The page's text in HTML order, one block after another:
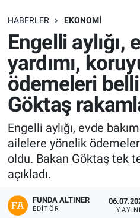
HABERLER EKONOMI
Engelli aylığı,
yardımı,
ödemeleri
Göktaş
Engelli aylığı, evde
ailelere yönelik
oldu. Bakan Göktaş tek
açıkladı.
FUNDA ALTINER
EDITÖR
SAĞLIK
EKONOMİ
EĞİTİM
ÖZEL HABER
Keşfet
ASTROLOJİ
MANŞET